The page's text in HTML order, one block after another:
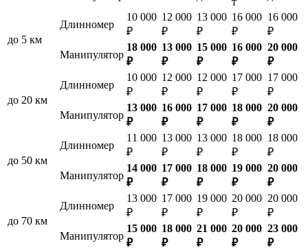
до 5 км
Длинномер
10 000
₽
12 000
₽
13 000
₽
16 000
₽
16 000
₽
Манипулятор
18 000
₽
13 000
₽
15 000
₽
16 000
₽
20 000
₽
до 20 км
Длинномер
10 000
₽
12 000
₽
12 000
₽
17 000
₽
17 000
₽
Манипулятор
13 000
₽
16 000
₽
17 000
₽
18 000
₽
20 000
₽
до 50 км
Длинномер
11 000
₽
13 000
₽
13 000
₽
18 000
₽
18 000
₽
Манипулятор
14 000
₽
17 000
₽
18 000
₽
19 000
₽
20 000
₽
до 70 км
Длинномер
13 000
₽
17 000
₽
19 000
₽
20 000
₽
20 000
₽
Манипулятор
15 000
₽
18 000
₽
21 000
₽
20 000
₽
23 000
₽